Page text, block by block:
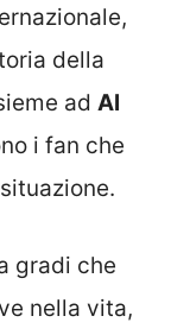
della
ad Al
i fan che
gradi che
nella vita,